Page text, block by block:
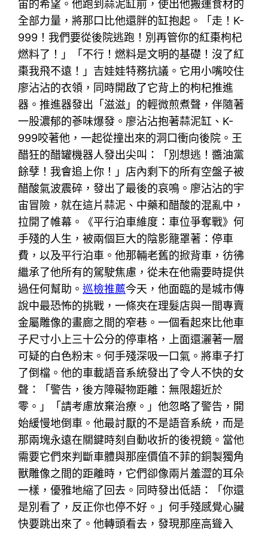
宙的希望。他跑到蒜泥缸前，使出他搬運食材的
全部力量，將那口比他還胖的缸抱起。「走！K-
999！我們要從後院逃跑！別再管你的紅棗枸杞
燃料了！」「不行！燃料是文明的基礎！沒了紅
棗我飛不遠！」吉娃娃特務抗議。它用小嘴咬住
廖沾沾的衣領，同時開啟了它背上的枸杞推進
器。推進器發出「滋滋」的輕微煎煮聲，伴隨著
一股濃郁的蔘味爆發。廖沾沾抱著蒜泥缸、K-
999咬著他，一起從撞出來的洞口衝向後院。王
醋狂的醋罐機器人發出尖叫：「別想逃！醬油黨
餘孽！我會追上你！」店內剩下的所有空盤子被
醋酸氣波震碎，發出了最後的哀鳴。廖沾沾的宇
宙冒險，就在這片蒜泥、中藥和醋酸的混亂中，
拉開了帷幕。《平行泊車維度：車位爭奪戰》何
手殘的人生，被兩個巨大的陰影籠罩著：停車
費，以及平行泊車。他那輛老舊的掀背車，彷彿
繼承了他所有的駕駛焦慮，從未在他需要時提供
過任何幫助。巡檢推薦今天，他面臨的是城市傳
說中最恐怖的挑戰，一條夾在理髮店與一間專賣
金屬雕像的畫廊之間的窄巷。一個看起來比他車
子尺寸小上三十公分的停車格，上面還灑著一層
可疑的白色粉末。何手殘深吸一口氣。將車子打
了倒檔。他的車載語音系統發出了令人不快的女
聲：「警告，後方障礙物距離：無限趨近於
零。」「請考慮放棄治療。」他忽略了警告，開
始緩慢地倒車。他最討厭的不是語音系統，而是
那兩塊永遠在關鍵時刻自動收折的後視鏡。當他
需要它們來判斷車體與那座價值不菲的銅製獨角
獸雕像之間的距離時，它們卻像兩片羞澀的耳朵
一樣，優雅地縮了回去。同時發出低語：「你還
是別看了，反正你也停不好。」何手殘感覺心臟
快要跳出來了。他轉頭看去，發現那座高聳入